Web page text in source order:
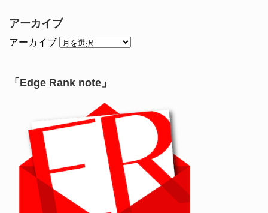
アーカイブ
アーカイブ
「Edge Rank note」